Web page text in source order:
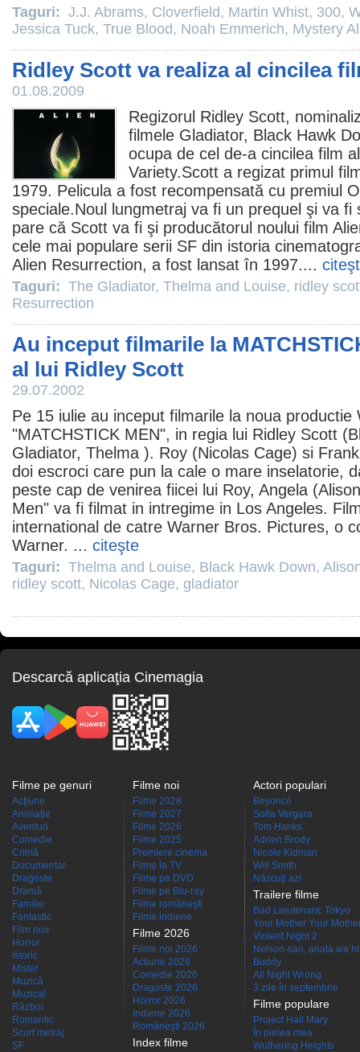
Taguri: J.J. Abrams, Cloverfield, Martin Whist, 300,
Jessica Tuck, True Blood, Noah Emmerich, Mystery
Ridley Scott va realiza al cincilea
01.08.2009
Regizorul Ridley Scott,
filmele Gladiator, Black Hawk
ocupa de cel de-a cincilea film
Variety.Scott a regizat primul
1979. Pelicula a fost recompensată cu premiul
speciale.Noul lungmetraj va fi un prequel şi va fi
pare că Scott va fi şi producătorul noului film
cele mai populare serii SF din istoria
Alien Resurrection, a fost lansat în 1997....
Taguri: The Gladiator, Thelma and Louise, ridley
Resurrection
Au inceput filmarile la
al lui Ridley Scott
29.07.2002
Pe 15 iulie au inceput filmarile la noua productie
"MATCHSTICK MEN", in regia lui Ridley Scott (
Gladiator, Thelma ). Roy (Nicolas Cage) si
doi escroci care pun la cale o mare inselatorie,
peste cap de venirea fiicei lui Roy, Angela (
Men" va fi filmat in intregime in Los Angeles.
international de catre Warner Bros. Pictures, o
Warner. ... citeşte
Taguri: Thelma and Louise, Black Hawk Down,
ridley scott, Nicolas Cage, gladiator
Descarcă aplicaţia Cinemagia
Filme pe genuri
Acţiune
Animaţie
Aventuri
Comedie
Crimă
Documentar
Dragoste
Dramă
Familie
Fantastic
Film noir
Horror
Istoric
Mister
Muzică
Muzical
Război
Romantic
Scurt metraj
SF
Filme noi
Filme 2028
Filme 2027
Filme 2026
Filme 2025
Premiere cinema
Filme la TV
Filme pe DVD
Filme pe Blu-ray
Filme româneşti
Filme indiene
Filme 2026
Filme noi 2026
Actiune 2026
Comedie 2026
Dragoste 2026
Horror 2026
Indiene 2026
Româneşti 2026
Index filme
Actori populari
Beyoncé
Sofía Vergara
Tom Hanks
Adrien Brody
Nicole Kidman
Will Smith
Născuţi azi
Trailere filme
Bad Lieutenant: Tokyo
Your Mother Your
Violent Night 2
Nelson-san, anata wa
Buddy
All Night Wrong
3 zile în septembrie
Filme populare
Project Hail Mary
În pielea mea
Wuthering Heights